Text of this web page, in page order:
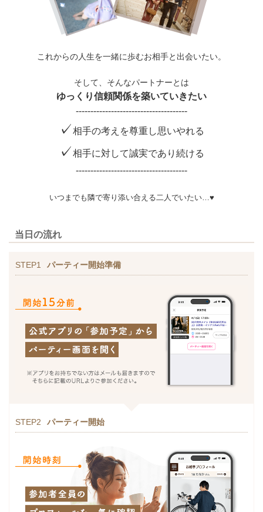
これからの人生を一緒に歩むお相手と出会いたい。
そして、そんなパートナーとは
ゆっくり信頼関係を築いていきたい
--------------------------------------
✓相手の考えを尊重し思いやれる
✓相手に対して誠実であり続ける
--------------------------------------
いつまでも隣で寄り添い合える二人でいたい…♥
当日の流れ
STEP1 パーティー開始準備
STEP2 パーティー開始